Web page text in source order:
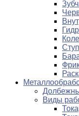
Виды